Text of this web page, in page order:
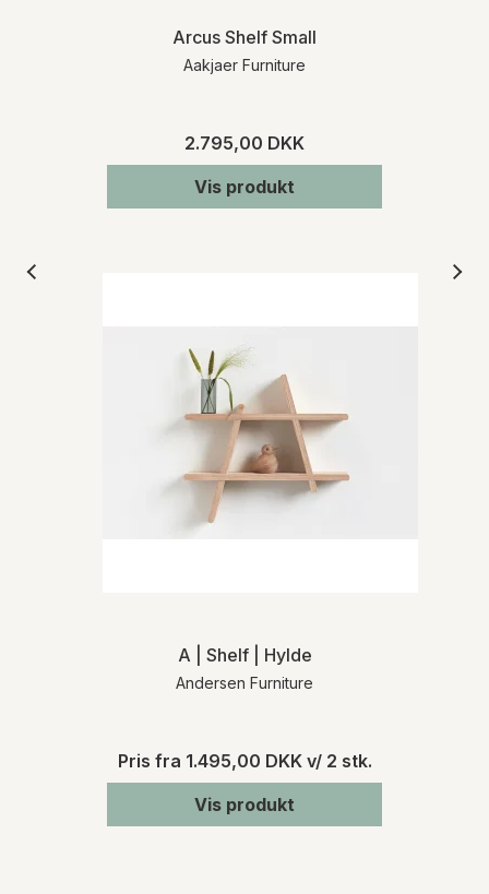
Arcus Shelf Small
Aakjaer Furniture
2.795,00 DKK
Vis produkt
A | Shelf | Hylde
Andersen Furniture
Pris fra 1.495,00 DKKv/ 2 stk.
Vis produkt